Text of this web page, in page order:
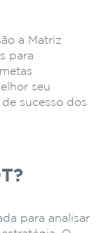
a Matriz
para
seu
sucesso dos
para analisar